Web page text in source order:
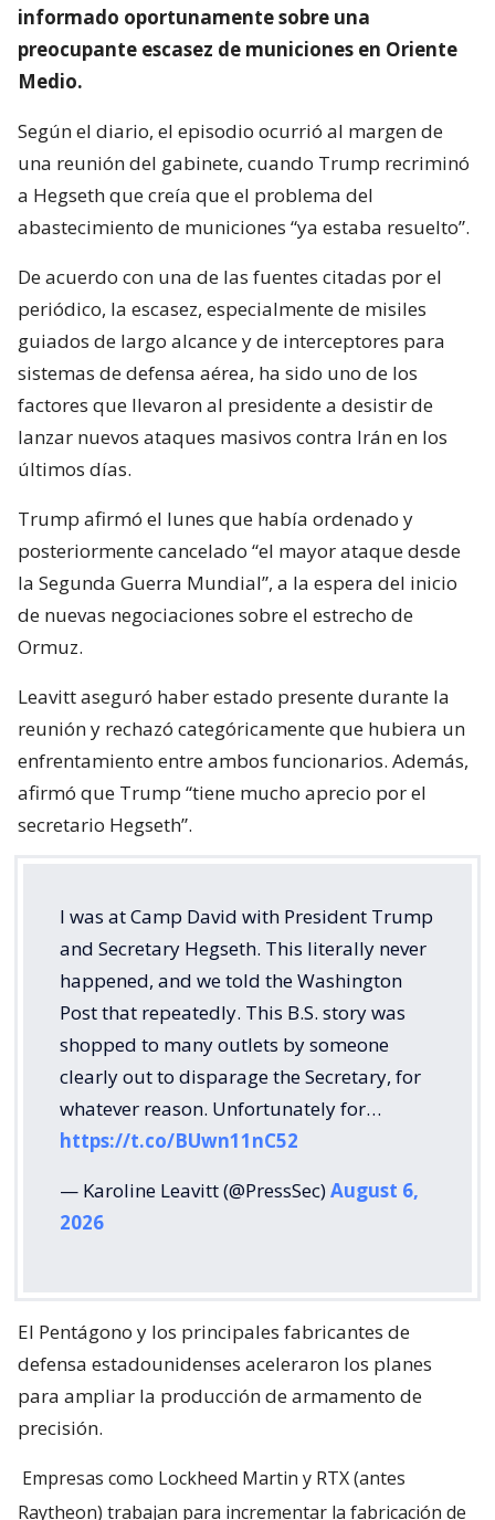
informado oportunamente sobre una
preocupante escasez de municiones en Oriente
Medio.
Según el diario, el episodio ocurrió al margen de
una reunión del gabinete, cuando Trump recriminó
a Hegseth que creía que el problema del
abastecimiento de municiones “ya estaba resuelto”.
De acuerdo con una de las fuentes citadas por el
periódico, la escasez, especialmente de misiles
guiados de largo alcance y de interceptores para
sistemas de defensa aérea, ha sido uno de los
factores que llevaron al presidente a desistir de
lanzar nuevos ataques masivos contra Irán en los
últimos días.
Trump afirmó el lunes que había ordenado y
posteriormente cancelado “el mayor ataque desde
la Segunda Guerra Mundial”, a la espera del inicio
de nuevas negociaciones sobre el estrecho de
Ormuz.
Leavitt aseguró haber estado presente durante la
reunión y rechazó categóricamente que hubiera un
enfrentamiento entre ambos funcionarios. Además,
afirmó que Trump “tiene mucho aprecio por el
secretario Hegseth”.
I was at Camp David with President Trump
and Secretary Hegseth. This literally never
happened, and we told the Washington
Post that repeatedly. This B.S. story was
shopped to many outlets by someone
clearly out to disparage the Secretary, for
whatever reason. Unfortunately for…
https://t.co/BUwn11nC52
— Karoline Leavitt (@PressSec)August 6,
2026
El Pentágono y los principales fabricantes de
defensa estadounidenses aceleraron los planes
para ampliar la producción de armamento de
precisión.
Empresas como Lockheed Martin y RTX (antes
Raytheon) trabajan para incrementar la fabricación de